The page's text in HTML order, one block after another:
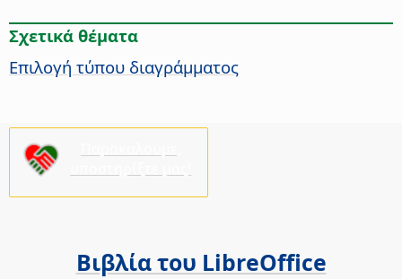
Σχετικά θέματα
Επιλογή τύπου διαγράμματος
Βιβλία του LibreOffice